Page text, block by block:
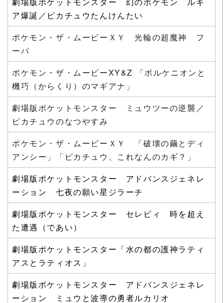
ア爆誕／ピカチュウたんけんたい
ポケモン・ザ・ムービーＸＹ 光輪の超魔神 フ
ーパ
ポケモン・ザ・ムービーXY&Z 「ボルケニオンと
機巧（からくり）のマギアナ」
劇場版ポケットモンスター ミュウツーの逆襲／
ピカチュウのなつやすみ
ポケモン・ザ・ムービーＸＹ 「破壊の繭とディ
アンシー」「ピカチュウ、これなんのカギ？」
劇場版ポケットモンスター アドバンスジェネレ
ーション 七夜の願い星ジラーチ
劇場版ポケットモンスター セレビィ 時を超え
た遭遇（であい）
劇場版ポケットモンスター「水の都の護神ラティ
アスとラティオス」
劇場版ポケットモンスター アドバンスジェネレ
ーション ミュウと波導の勇者ルカリオ